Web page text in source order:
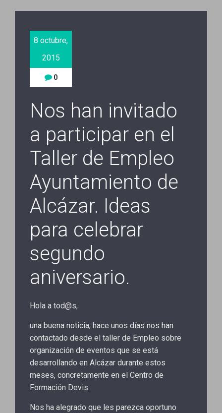
8 octubre,
2015
0
Nos han invitado
a participar en el
Taller de Empleo
Ayuntamiento de
Alcázar. Ideas
para celebrar
segundo
aniversario.
Hola a tod@s,
una buena noticia, hace unos días nos han
contactado desde el taller de Empleo sobre
organización de eventos que se está
desarrollando en Alcázar durante estos
meses, concretamente en el Centro de
Formación Devis.
Nos ha alegrado que les parezca oportuno